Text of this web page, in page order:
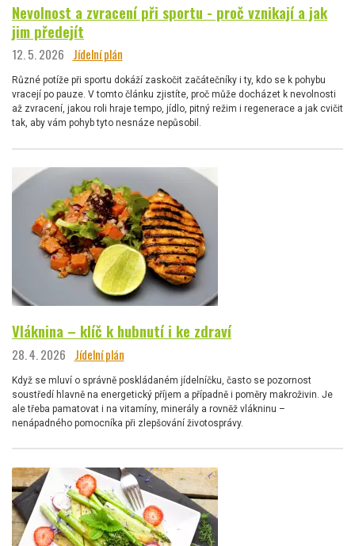
Nevolnost a zvracení při sportu - proč vznikají a jak
jim předejít
12. 5. 2026 Jídelní plán
Různé potíže při sportu dokáží zaskočit začátečníky i ty, kdo se k pohybu
vracejí po pauze. V tomto článku zjistíte, proč může docházet k nevolnosti
až zvracení, jakou roli hraje tempo, jídlo, pitný režim i regenerace a jak cvičit
tak, aby vám pohyb tyto nesnáze nepůsobil.
Vláknina – klíč k hubnutí i ke zdraví
28. 4. 2026 Jídelní plán
Když se mluví o správně poskládaném jídelníčku, často se pozornost
soustředí hlavně na energetický příjem a případně i poměry makroživin. Je
ale třeba pamatovat i na vitamíny, minerály a rovněž vlákninu –
nenápadného pomocníka při zlepšování životosprávy.